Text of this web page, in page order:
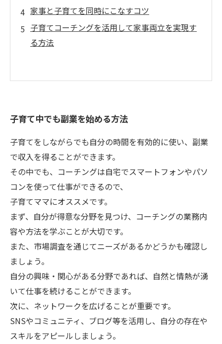
家事と子育てを同時にこなすコツ
子育てコーチングを活用して家事両立を実現す
る方法
子育て中でも副業を始める方法
子育てをしながらでも自分の時間を有効的に使い、副業
で収入を得ることができます。
その中でも、コーチングは自宅でスマートフォンやパソ
コンを使って仕事ができるので、
子育てママにオススメです。
まず、自分が得意な分野を見つけ、コーチングの業務内
容や方法を学ぶことが大切です。
また、市場調査を通じてニーズがあるかどうかも確認し
ましょう。
自分の興味・関心がある分野であれば、自然と情熱が湧
いて仕事を続けることができます。
次に、ネットワークを広げることが重要です。
SNSやコミュニティ、ブログ等を活用し、自分の存在や
スキルをアピールしましょう。